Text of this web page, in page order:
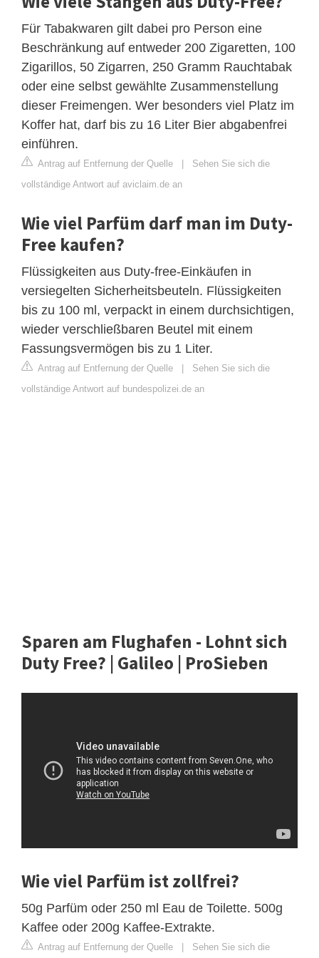
Für Tabakwaren gilt dabei pro Person eine
Beschränkung auf entweder 200 Zigaretten, 100
Zigarillos, 50 Zigarren, 250 Gramm Rauchtabak
oder eine selbst gewählte Zusammenstellung
dieser Freimengen. Wer besonders viel Platz im
Koffer hat, darf bis zu 16 Liter Bier abgabenfrei
einführen.
Antrag auf Entfernung der Quelle
Sehen Sie sich die
vollständige Antwort auf aviclaim.de an
Wie viel Parfüm darf man im Duty-
Free kaufen?
Flüssigkeiten aus Duty-free-Einkäufen in
versiegelten Sicherheitsbeuteln. Flüssigkeiten
bis zu 100 ml, verpackt in einem durchsichtigen,
wieder verschließbaren Beutel mit einem
Fassungsvermögen bis zu 1 Liter.
Antrag auf Entfernung der Quelle
Sehen Sie sich die
vollständige Antwort auf bundespolizei.de an
Sparen am Flughafen - Lohnt sich
Duty Free? | Galileo | ProSieben
Wie viel Parfüm ist zollfrei?
50g Parfüm oder 250 ml Eau de Toilette. 500g
Kaffee oder 200g Kaffee-Extrakte.
Antrag auf Entfernung der Quelle | Sehen Sie sich die